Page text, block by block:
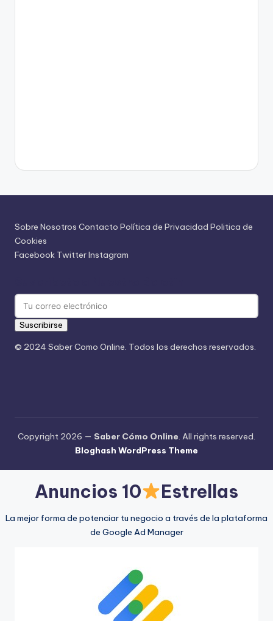
Sobre Nosotros Contacto Política de Privacidad Politica de
Cookies
Facebook TwitterInstagram
Suscribirse
© 2024 Saber Como Online. Todos los derechos reservados.
Copyright 2026 — Saber Cómo Online. All rights reserved.
Bloghash WordPress Theme
Anuncios 10 Estrellas
La mejor forma de potenciar tu negocio a través de la plataforma
de Google Ad Manager